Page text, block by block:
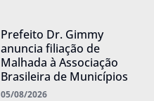
Prefeito Dr. Gimmy
anuncia filiação de
Malhada à Associação
Brasileira de Municípios
05/08/2026